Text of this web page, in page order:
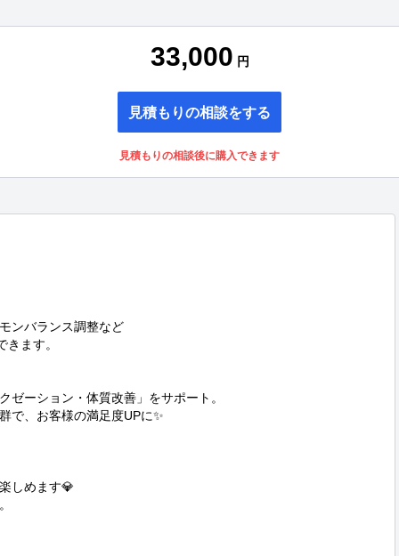
33,000 円
見積もりの相談をする
見積もりの相談後に購入できます
ンバランス調整など
きます。
ゼーション・体質改善」をサポート。
で、お客様の満足度UPに✨
しめます💎